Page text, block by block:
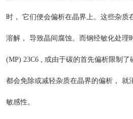
时， 它们便会偏析在晶界上。这些杂质
溶解， 导致晶间腐蚀。而钢经敏化处理
(MP) 23C6 , 或由于碳的首先偏析限制
都会免除或减轻杂质在晶界的偏析， 就
敏感性。